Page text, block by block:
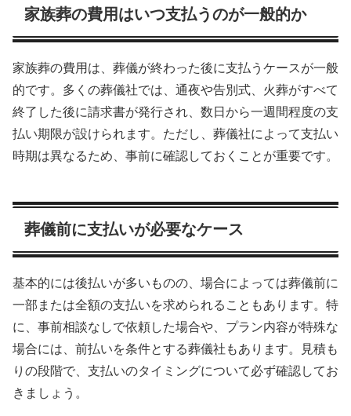
家族葬の費用はいつ支払うのが一般的か
家族葬の費用は、葬儀が終わった後に支払うケースが一般
的です。多くの葬儀社では、通夜や告別式、火葬がすべて
終了した後に請求書が発行され、数日から一週間程度の支
払い期限が設けられます。ただし、葬儀社によって支払い
時期は異なるため、事前に確認しておくことが重要です。
葬儀前に支払いが必要なケース
基本的には後払いが多いものの、場合によっては葬儀前に
一部または全額の支払いを求められることもあります。特
に、事前相談なしで依頼した場合や、プラン内容が特殊な
場合には、前払いを条件とする葬儀社もあります。見積も
りの段階で、支払いのタイミングについて必ず確認してお
きましょう。